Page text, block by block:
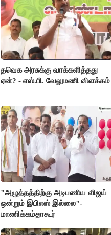
தவெக அரசுக்கு வாக்களித்தது
ஏன்? - எஸ்.பி. வேலுமணி விளக்கம்
"அழுத்தத்திற்கு அடிபணிய விஜய்
ஒன்றும் இபிஎஸ் இல்லை"-
மாணிக்கம்தாகூர்